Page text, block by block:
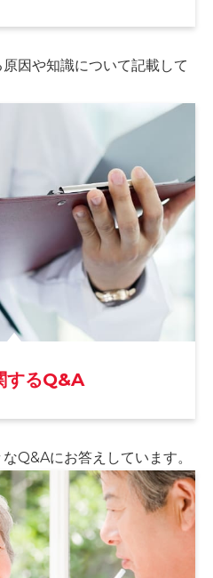
原因や知識について記載して
するQ&A
Q&Aにお答えしています。